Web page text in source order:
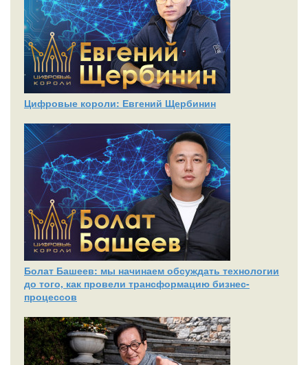
Цифровые короли: Евгений Щербинин
Болат Башеев: мы начинаем обсуждать технологии
до того, как провели трансформацию бизнес-
процессов